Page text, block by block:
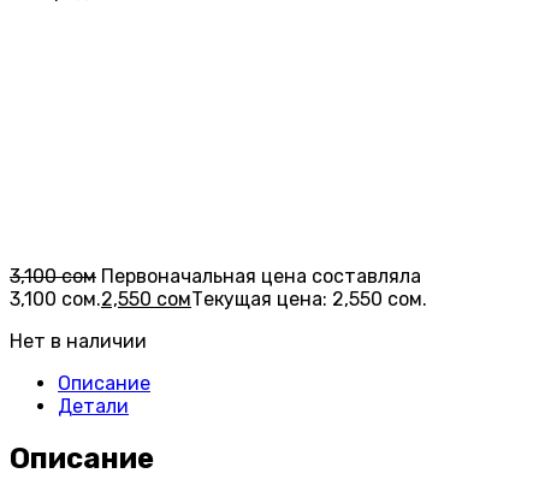
3,100сом Первоначальная цена составляла
3,100 сом.2,550 сомТекущая цена: 2,550 сом.
Нет в наличии
Описание
Детали
Описание